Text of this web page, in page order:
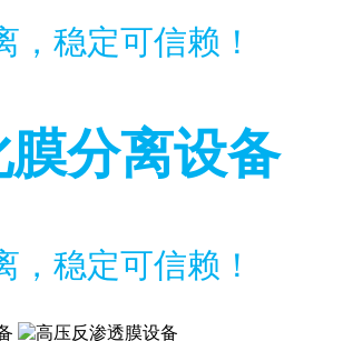
，稳定可信赖！
分离设备
，稳定可信赖！